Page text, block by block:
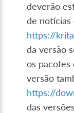
deverão
de notícias
https://
da versão
os pacotes
versão
https://
das